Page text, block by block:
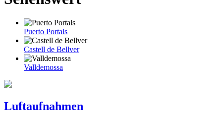
Puerto Portals
Castell de Bellver
Valldemossa
Luftaufnahmen